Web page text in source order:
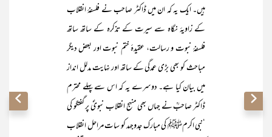
ہیں۔ ایک یہ کہ ان میں ڈاکٹر صاحب نے فلسفۂ انقلاب
کے زاویۂ نگاہ سے سیرت کے تذکرہ کے ساتھ ساتھ
فلسفۂ نبوت و رسالت، عقیدۂ ختم نبوت اور بعض دیگر
مباحث کو بھی بڑی عمدگی کے ساتھ اور نہایت مدلل انداز
میں بیان کیا ہے۔ دوسرے یہ کہ اس سے پہلے محترم
ڈاکٹر صاحبؒ نے جہاں بھی منہج انقلاب نبویؐ پر گفتگو کی
‘نبی اکرمﷺ کی مبارک جدوجہد کو سات مراحل انقلاب